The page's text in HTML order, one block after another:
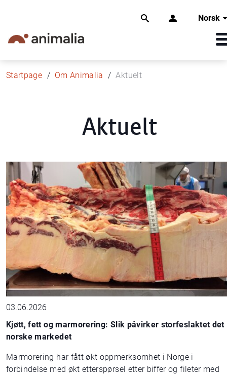
Norsk
Startpage Om Animalia Aktuelt
Aktuelt
03.06.2026
Kjøtt, fett og marmorering: Slik påvirker storfeslaktet det
norske markedet
Marmorering har fått økt oppmerksomhet i Norge i
forbindelse med økt etterspørsel etter biffer og fileter med